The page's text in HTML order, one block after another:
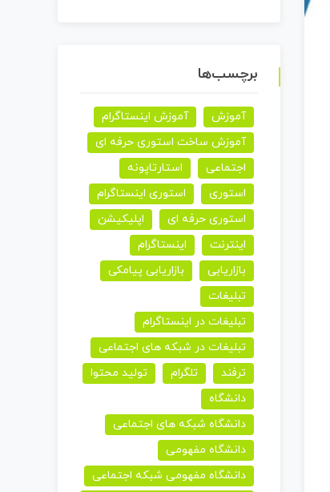
برچسب‌ها
آموزش
آموزش اینستاگرام
آموزش ساخت استوری حرفه ای
اجتماعی
استارتاپونه
استوری
استوری اینستاگرام
استوری حرفه ای
اپلیکیشن
اینترنت
اینستاگرام
بازاریابی
بازاریابی پیامکی
تبلیغات
تبلیغات در اینستاگرام
تبلیغات در شبکه های اجتماعی
ترفند
تلگرام
تولید محتوا
دانشگاه
دانشگاه شبکه های اجتماعی
دانشگاه مفهومی
دانشگاه مفهومی شبکه اجتماعی